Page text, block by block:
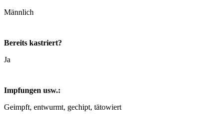
Männlich
Bereits kastriert?
Ja
Impfungen usw.:
Geimpft, entwurmt, gechipt, tätowiert